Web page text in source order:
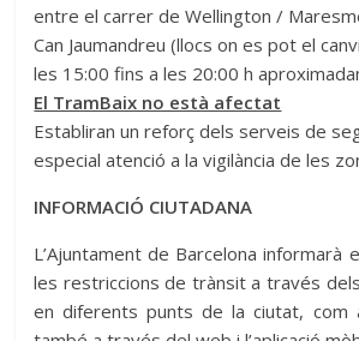
entre el carrer de Wellington /
Can Jaumandreu (llocs on es pot el
les 15:00 fins a les 20:00 h
El TramBaix no està afectat
Establiran un reforç dels serveis de
especial atenció a la vigilància de les
INFORMACIÓ CIUTADANA
L’Ajuntament de Barcelona informarà
les restriccions de trànsit a través dels
en diferents punts de la ciutat, com